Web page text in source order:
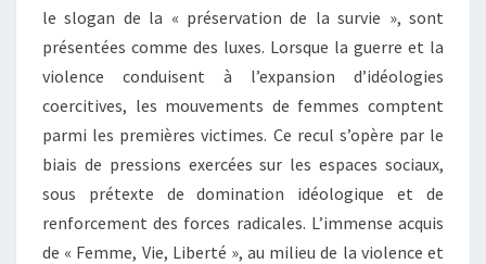
le slogan de la « préservation de la survie », sont
présentées comme des luxes. Lorsque la guerre et la
violence conduisent à l’expansion d’idéologies
coercitives, les mouvements de femmes comptent
parmi les premières victimes. Ce recul s’opère par le
biais de pressions exercées sur les espaces sociaux,
sous prétexte de domination idéologique et de
renforcement des forces radicales. L’immense acquis
de « Femme, Vie, Liberté », au milieu de la violence et